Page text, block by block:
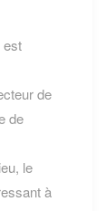
est
de
de
le
à